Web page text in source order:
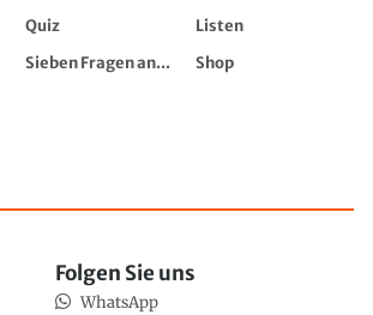
Quiz
Listen
Sieben Fragen an...
Shop
Folgen Sie uns
WhatsApp